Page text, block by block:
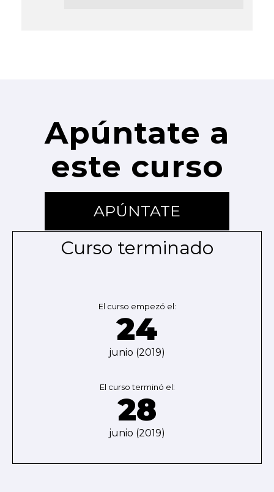
Apúntate a
este curso
APÚNTATE
Curso terminado
El curso empezó el:
24
junio (2019)
El curso terminó el:
28
junio (2019)